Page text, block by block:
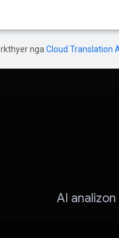
nga Cloud Translation
AI